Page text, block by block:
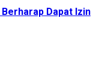
Dapat Izin